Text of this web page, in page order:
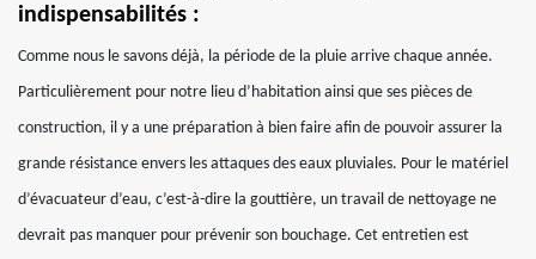
indispensabilités :
Comme nous le savons déjà, la période de la pluie arrive chaque année.
Particulièrement pour notre lieu d’habitation ainsi que ses pièces de
construction, il y a une préparation à bien faire afin de pouvoir assurer la
grande résistance envers les attaques des eaux pluviales. Pour le matériel
d’évacuateur d’eau, c’est-à-dire la gouttière, un travail de nettoyage ne
devrait pas manquer pour prévenir son bouchage. Cet entretien est